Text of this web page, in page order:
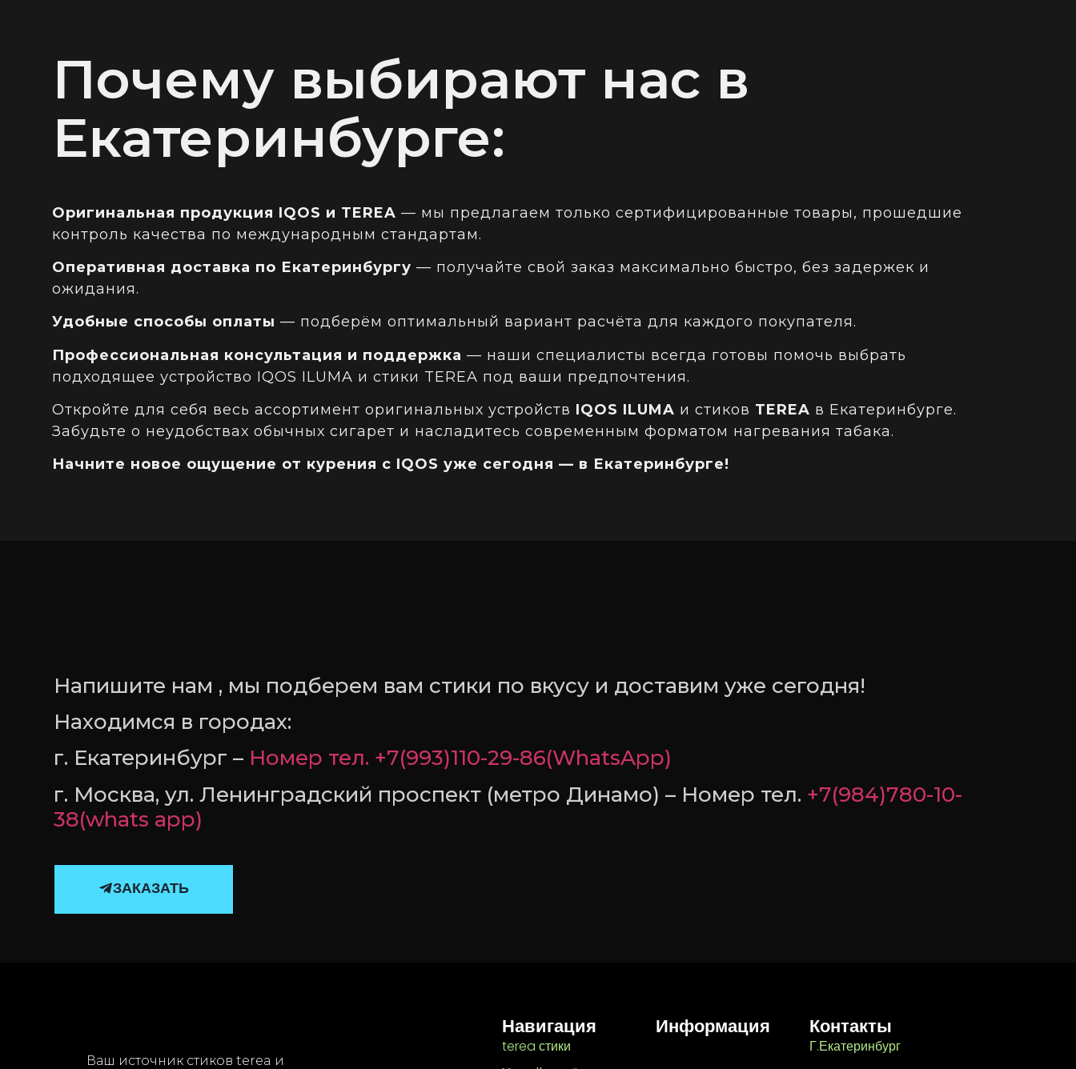
Почему выбирают нас в
Екатеринбурге:
Оригинальная продукция IQOS и TEREA — мы предлагаем только сертифицированные товары, прошедшие
контроль качества по международным стандартам.
Оперативная доставка по Екатеринбургу — получайте свой заказ максимально быстро, без задержек и
ожидания.
Удобные способы оплаты — подберём оптимальный вариант расчёта для каждого покупателя.
Профессиональная консультация и поддержка — наши специалисты всегда готовы помочь выбрать
подходящее устройство IQOS ILUMA и стики TEREA под ваши предпочтения.
Откройте для себя весь ассортимент оригинальных устройств IQOS ILUMA и стиков TEREA в Екатеринбурге.
Забудьте о неудобствах обычных сигарет и насладитесь современным форматом нагревания табака.
Начните новое ощущение от курения с IQOS уже сегодня — в Екатеринбурге!
Напишите нам , мы подберем вам стики по вкусу и доставим уже сегодня!
Находимся в городах:
г. Екатеринбург – Номер тел. +7(993)110-29-86(WhatsApp)
г. Москва, ул. Ленинградский проспект (метро Динамо) – Номер тел. +7(984)780-10-
38(whats app)
ЗАКАЗАТЬ
Ваш источник стиков terea и
Навигация
terea стики
Информация Контакты
Г.Екатеринбург